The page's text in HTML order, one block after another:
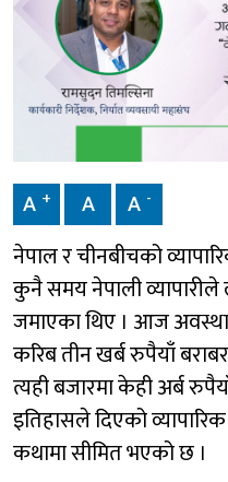
A + A A -
नेपाल र चीनबीचको
कुनै समय नेपाली व्यापारीले
जमाएका थिए । आज अवस्था
करिब तीन खर्ब रुपैयाँ
त्यही बजारमा केही अर्ब
इतिहासले दिएको
कथामा सीमित भएको छ ।